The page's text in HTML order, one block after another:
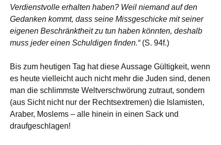
Verdienstvolle erhalten haben? Weil niemand auf den
Gedanken kommt, dass seine Missgeschicke mit seiner
eigenen Beschränktheit zu tun haben könnten, deshalb
muss jeder einen Schuldigen finden.“(S. 94f.)
Bis zum heutigen Tag hat diese Aussage Gültigkeit, wenn
es heute vielleicht auch nicht mehr die Juden sind, denen
man die schlimmste Weltverschwörung zutraut, sondern
(aus Sicht nicht nur der Rechtsextremen) die Islamisten,
Araber, Moslems – alle hinein in einen Sack und
draufgeschlagen!